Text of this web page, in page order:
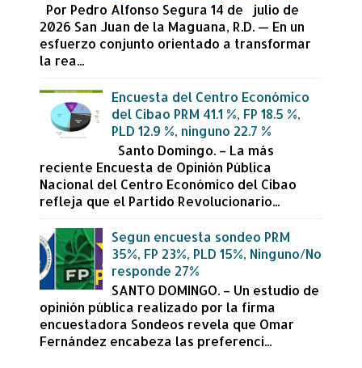
Por Pedro Alfonso Segura 14 de julio de
2026 San Juan de la Maguana, R.D. — En un
esfuerzo conjunto orientado a transformar
la rea...
Encuesta del Centro Económico
del Cibao PRM 41.1 %, FP 18.5 %,
PLD 12.9 %, ninguno 22.7 %
Santo Domingo. – La más
reciente Encuesta de Opinión Pública
Nacional del Centro Económico del Cibao
refleja que el Partido Revolucionario...
Segun encuesta sondeo PRM
35%, FP 23%, PLD 15%, Ninguno/No
responde 27%
SANTO DOMINGO. – Un estudio de
opinión pública realizado por la firma
encuestadora Sondeos revela que Omar
Fernández encabeza las preferenci...